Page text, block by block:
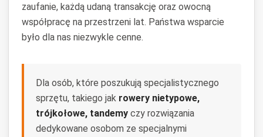
zaufanie, każdą udaną transakcję oraz owocną
współpracę na przestrzeni lat. Państwa wsparcie
było dla nas niezwykle cenne.
Dla osób, które poszukują specjalistycznego
sprzętu, takiego jak rowery nietypowe,
trójkołowe, tandemy czy rozwiązania
dedykowane osobom ze specjalnymi